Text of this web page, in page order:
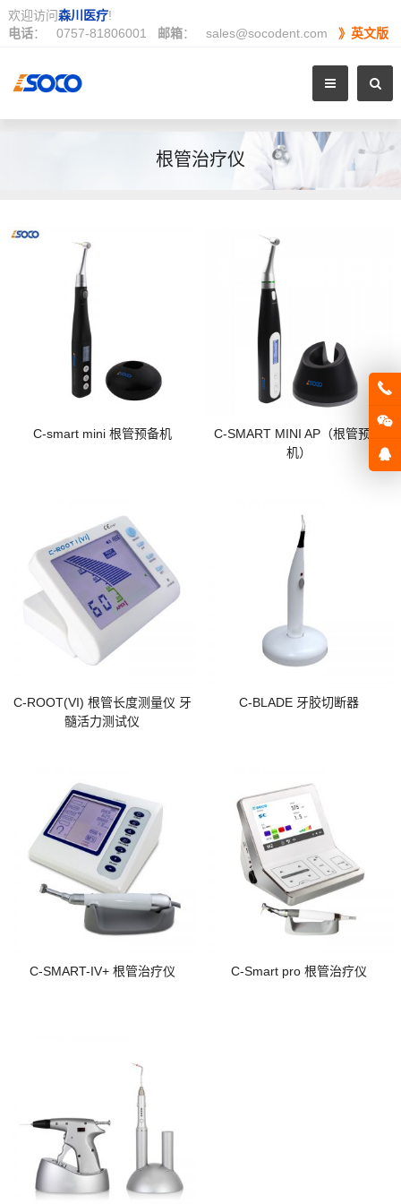
欢迎访问森川医疗!
电话： 0757-81806001 邮箱： sales@socodent.com 》英文版
根管治疗仪
C-smart mini 根管预备机
C-SMART MINI AP（根管预备
机）
C-ROOT(VI) 根管长度测量仪 牙
髓活力测试仪
C-BLADE 牙胶切断器
C-SMART-IV+ 根管治疗仪 C-Smart pro 根管治疗仪